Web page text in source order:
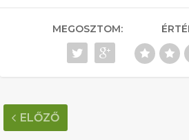
MEGOSZTOM:
ELŐZŐ